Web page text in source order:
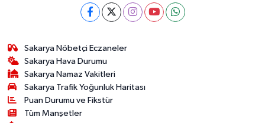
Sakarya Nöbetçi Eczaneler
Sakarya Hava Durumu
Sakarya Namaz Vakitleri
Sakarya Trafik Yoğunluk Haritası
Puan Durumu ve Fikstür
Tüm Manşetler